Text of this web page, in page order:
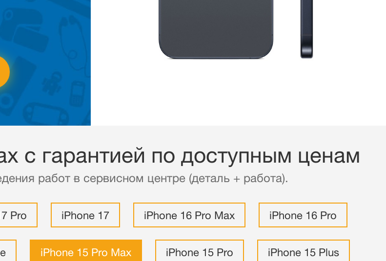
с гарантией по доступным ценам
работ в сервисном центре (деталь + работа).
Pro iPhone 17 iPhone 16 Pro Max iPhone 16 Pro
iPhone 15 Pro Max iPhone 15 Pro iPhone 15 Plus